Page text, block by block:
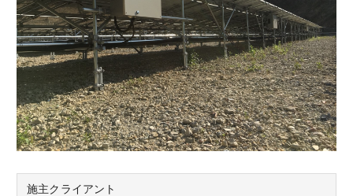
施主クライアント